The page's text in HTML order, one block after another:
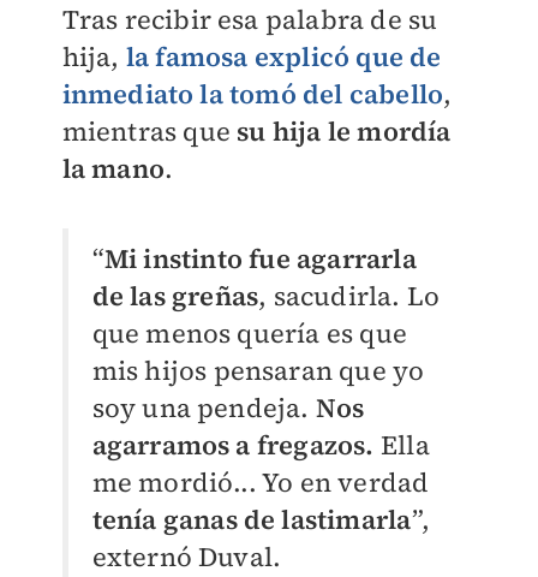
Tras recibir esa palabra de su
hija, la famosa explicó que de
inmediato la tomó del cabello,
mientras que su hija le mordía
la mano.
“Mi instinto fue agarrarla
de las greñas, sacudirla. Lo
que menos quería es que
mis hijos pensaran que yo
soy una pendeja. Nos
agarramos a fregazos. Ella
me mordió... Yo en verdad
tenía ganas de lastimarla”,
externó Duval.